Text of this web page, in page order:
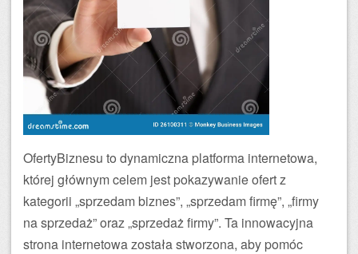
OfertyBiznesu to dynamiczna platforma internetowa,
której głównym celem jest pokazywanie ofert z
kategorii „sprzedam biznes”, „sprzedam firmę”, „firmy
na sprzedaż” oraz „sprzedaż firmy”. Ta innowacyjna
strona internetowa została stworzona, aby pomóc